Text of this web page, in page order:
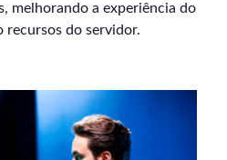
melhorando a experiência do
recursos do servidor.